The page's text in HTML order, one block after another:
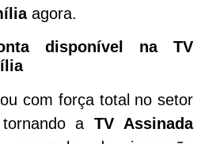
agora.
disponível na TV
com força total no setor
tornando aTV Assinada